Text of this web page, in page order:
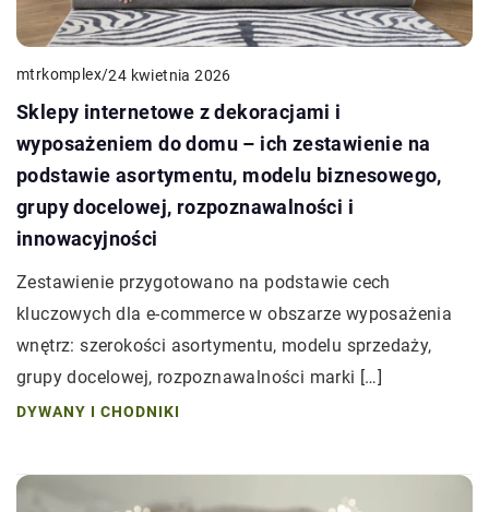
mtrkomplex/24 kwietnia 2026
Sklepy internetowe z dekoracjami i
wyposażeniem do domu – ich zestawienie na
podstawie asortymentu, modelu biznesowego,
grupy docelowej, rozpoznawalności i
innowacyjności
Zestawienie przygotowano na podstawie cech
kluczowych dla e-commerce w obszarze wyposażenia
wnętrz: szerokości asortymentu, modelu sprzedaży,
grupy docelowej, rozpoznawalności marki […]
DYWANY I CHODNIKI